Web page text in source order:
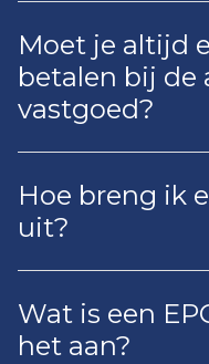
Moet je altijd
betalen bij de
vastgoed?
Hoe breng ik
uit?
Wat is een
het aan?